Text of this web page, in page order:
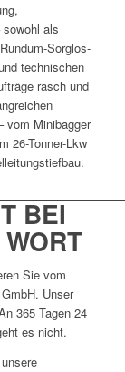
als
Sorglos-
technischen
rasch und
vom Minibagger
26-Tonner-Lkw
BEI
Sie vom
Unser
365 Tagen 24
es nicht.